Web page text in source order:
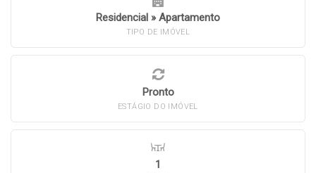
Residencial » Apartamento
TIPO DE IMÓVEL
Pronto
ESTÁGIO DO IMÓVEL
1